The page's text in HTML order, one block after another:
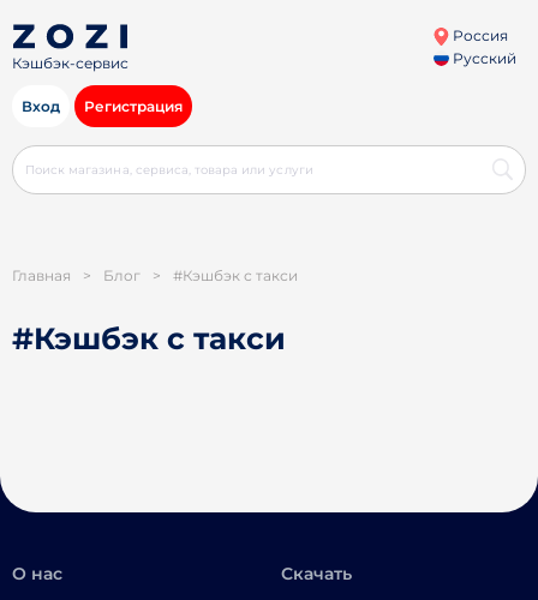
Кэшбэк-сервис
Россия
Русский
Вход Регистрация
Главная > Блог > #Кэшбэк с такси
#Кэшбэк с такси
О нас Скачать